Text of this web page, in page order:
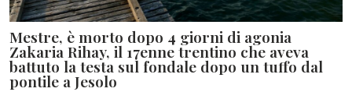
Mestre, è morto dopo 4 giorni di agonia
Zakaria Rihay, il 17enne trentino che aveva
battuto la testa sul fondale dopo un tuffo dal
pontile a Jesolo